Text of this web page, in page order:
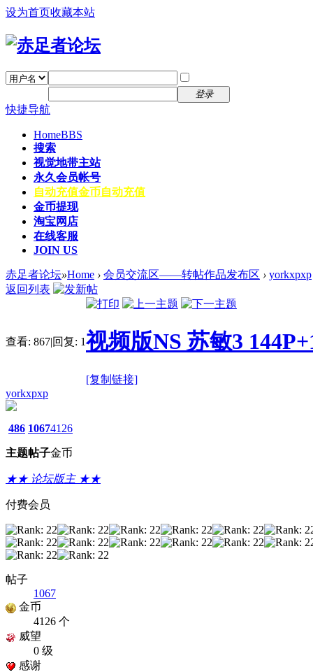
设为首页收藏本站
登录
快捷导航
HomeBBS
搜索
视觉地带主站
永久会员帐号
自动充值金币自动充值
金币提现
淘宝网店
在线客服
JOIN US
赤足者论坛»Home › 会员交流区——转帖作品发布区 › yorkxpxp
返回列表
查看: 867|回复: 1视频版NS 苏敏3
[复制链接]
yorkxpxp
486
主题
1067
帖子
4126
金币
★★ 论坛版主 ★★
付费会员
帖子
1067
金币
4126 个
威望
0 级
感谢